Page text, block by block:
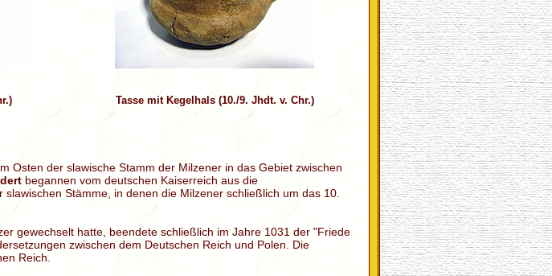
Tasse mit Kegelhals (10./9. Jhdt. v. Chr.)
Osten der slawische Stamm der Milzener in das Gebiet zwischen
begannen vom deutschen Kaiserreich aus die
Stämme, in denen die Milzener schließlich um das 10.
gewechselt hatte, beendete schließlich im Jahre 1031 der "Friede
zwischen dem Deutschen Reich und Polen. Die
Reich.